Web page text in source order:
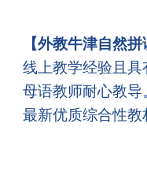
【外教牛津自然拼
线上教学经验且
母语教师耐心教
最新优质综合性教